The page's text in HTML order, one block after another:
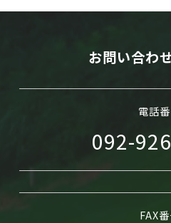
お問い合わ
電話
092-
FAX